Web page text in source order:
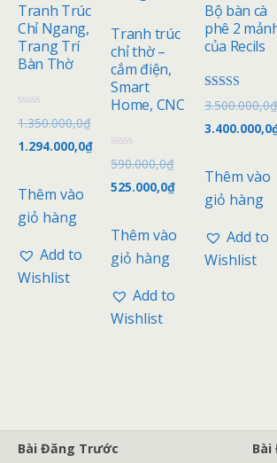
Tranh Trúc
Chỉ Ngang,
Trang Trí
Bàn Thờ
Đ
ư
ợ
c
p
h
n
5
a
1.350.000,0₫Giá
gốc
1.350.000,0₫.
1.294.000,0₫Giá
hiện
1.294.000,0₫.
Thêm vào
giỏ hàng
Add to
Wishlist
Tranh trúc
chỉ thờ –
cắm điện,
Smart
Home, CNC
Đ
ư
ợ
c
p
h
n
5
a
590.000,0₫Giá
gốc
590.000,0₫.
525.000,0₫Giá
tại
Thêm vào
giỏ hàng
Add to
Wishlist
Bộ bàn cà
phê 2
của Recils
Được xếp
hạng
4.50
5 sao
3.500.000,0₫
3.400.000,0
Thêm vào
giỏ hàng
Add to
Wishlist
Bài Đăng Trước
Bài